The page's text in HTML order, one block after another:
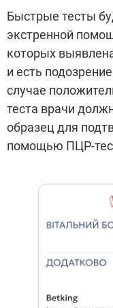
Быстрые тесты
экстренной
которых
и есть
случае
теста врачи
образец для
помощью ПЦР-